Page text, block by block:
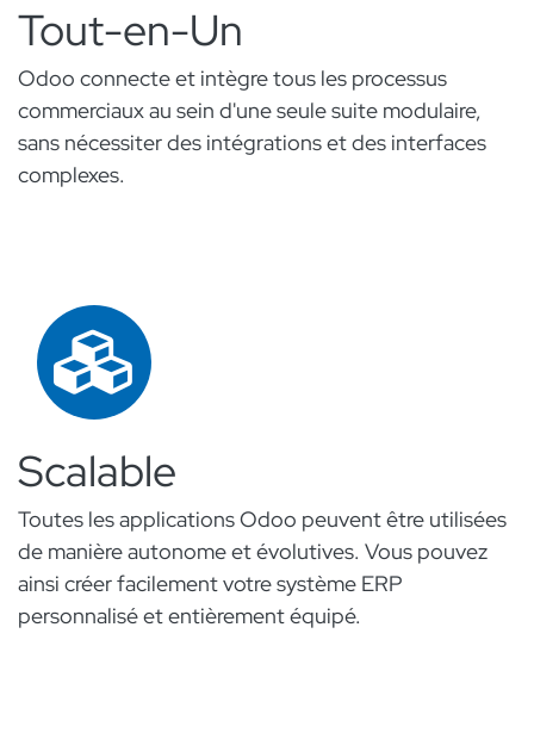
Tout-en-Un
Odoo connecte et intègre tous les processus
commerciaux au sein d'une seule suite modulaire,
sans nécessiter des intégrations et des interfaces
complexes.
Scalable
Toutes les applications Odoo peuvent être utilisées
de manière autonome et évolutives. Vous pouvez
ainsi créer facilement votre système ERP
personnalisé et entièrement équipé.